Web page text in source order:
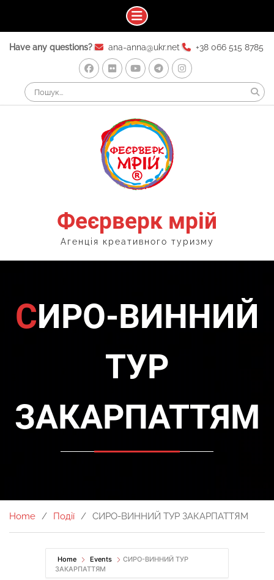
Have any questions? ana-anna@ukr.net +38 066 515 8785
Facebook
FlickrYoutubeTelegramInstagram
for:
Феєрверк мрій
Агенція креативного туризму
СИРО-ВИННИЙ
ТУР
ЗАКАРПАТТЯМ
Home Події СИРО-ВИННИЙ ТУР ЗАКАРПАТТЯМ
Home Events
СИРО-ВИННИЙ ТУР
ЗАКАРПАТТЯМ